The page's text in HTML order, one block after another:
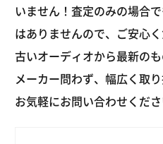
いません！査定のみの場合
はありませんので、ご安心く
古いオーディオから最新の
メーカー問わず、幅広く取
お気軽にお問い合わせくださ